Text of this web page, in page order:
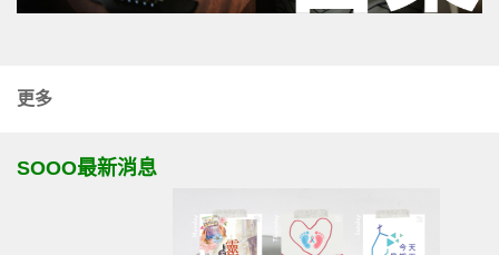
更多
SOOO最新消息